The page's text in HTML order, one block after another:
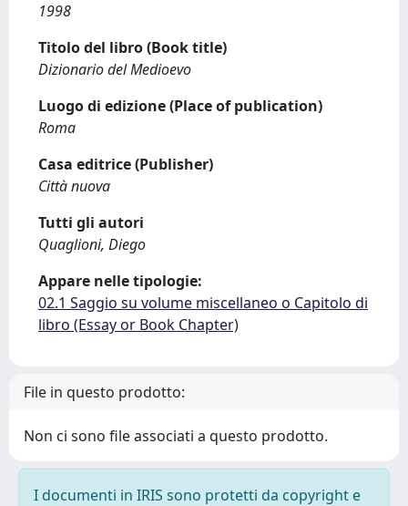
1998
Titolo del libro (Book title)
Dizionario del Medioevo
Luogo di edizione (Place of publication)
Roma
Casa editrice (Publisher)
Città nuova
Tutti gli autori
Quaglioni, Diego
Appare nelle tipologie:
02.1 Saggio su volume miscellaneo o Capitolo di
libro (Essay or Book Chapter)
File in questo prodotto:
Non ci sono file associati a questo prodotto.
I documenti in IRIS sono protetti da copyright e